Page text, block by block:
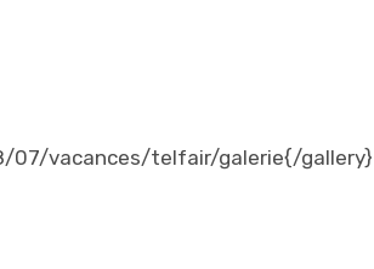
07/vacances/telfair/galerie{/gallery}